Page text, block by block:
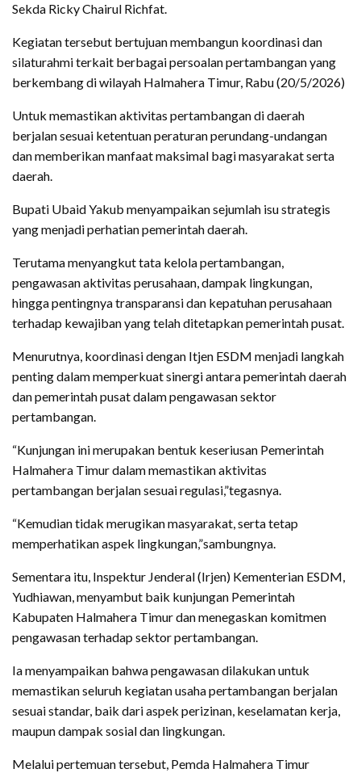
Sekda Ricky Chairul Richfat.
Kegiatan tersebut bertujuan membangun koordinasi dan
silaturahmi terkait berbagai persoalan pertambangan yang
berkembang di wilayah Halmahera Timur, Rabu (20/5/2026)
Untuk memastikan aktivitas pertambangan di daerah
berjalan sesuai ketentuan peraturan perundang-undangan
dan memberikan manfaat maksimal bagi masyarakat serta
daerah.
Bupati Ubaid Yakub menyampaikan sejumlah isu strategis
yang menjadi perhatian pemerintah daerah.
Terutama menyangkut tata kelola pertambangan,
pengawasan aktivitas perusahaan, dampak lingkungan,
hingga pentingnya transparansi dan kepatuhan perusahaan
terhadap kewajiban yang telah ditetapkan pemerintah pusat.
Menurutnya, koordinasi dengan Itjen ESDM menjadi langkah
penting dalam memperkuat sinergi antara pemerintah daerah
dan pemerintah pusat dalam pengawasan sektor
pertambangan.
“Kunjungan ini merupakan bentuk keseriusan Pemerintah
Halmahera Timur dalam memastikan aktivitas
pertambangan berjalan sesuai regulasi,”tegasnya.
“Kemudian tidak merugikan masyarakat, serta tetap
memperhatikan aspek lingkungan,”sambungnya.
Sementara itu, Inspektur Jenderal (Irjen) Kementerian ESDM,
Yudhiawan, menyambut baik kunjungan Pemerintah
Kabupaten Halmahera Timur dan menegaskan komitmen
pengawasan terhadap sektor pertambangan.
Ia menyampaikan bahwa pengawasan dilakukan untuk
memastikan seluruh kegiatan usaha pertambangan berjalan
sesuai standar, baik dari aspek perizinan, keselamatan kerja,
maupun dampak sosial dan lingkungan.
Melalui pertemuan tersebut, Pemda Halmahera Timur